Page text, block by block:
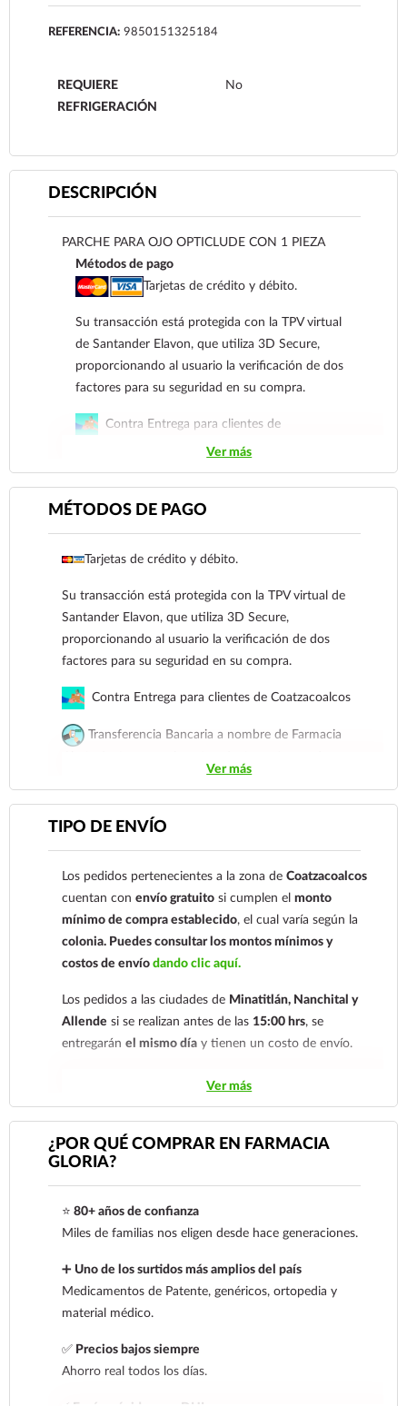
REFERENCIA: 9850151325184
REQUIERE
REFRIGERACIÓN
No
DESCRIPCIÓN
PARCHE PARA OJO OPTICLUDE CON 1 PIEZA
Métodos de pago
Tarjetas de crédito y débito.
Su transacción está protegida con la TPV virtual
de Santander Elavon, que utiliza 3D Secure,
proporcionando al usuario la verificación de dos
factores para su seguridad en su compra.
Contra Entrega para clientes de
Gloria de Coatzacoalcos S.A. de C.V. Número de
Para esta forma de pago el cliente deberá enviar
Ver más
MÉTODOS DE PAGO
Tarjetas de crédito y débito.
Su transacción está protegida con la TPV virtual de
Santander Elavon, que utiliza 3D Secure,
proporcionando al usuario la verificación de dos
factores para su seguridad en su compra.
Contra Entrega para clientes de Coatzacoalcos
Transferencia Bancaria a nombre de Farmacia
cuenta: Clave: 014854655008143954
Para esta forma de pago el cliente deberá enviar su
comprobante de pago a al siguiente correo
nuestro
921 261 8491
Ver más
TIPO DE ENVÍO
Los pedidos pertenecientes a la zona deCoatzacoalcos
cuentan conenvío gratuito si cumplen elmonto
mínimo de compra establecido, el cual varía según la
colonia. Puedes consultar los montos mínimos y
costos de envíodando clic aquí.
Los pedidos a las ciudades de Minatitlán, Nanchital y
Allende si se realizan antes de las 15:00 hrs, se
entregaránel mismo día y tienen un costo de envío.
Los pedidos de otras localidades se envían mediante
.Sólo hacemos envíos en el territorio
nacional.
económica.En la tarifa nacional al día siguiente, los
pedidos deben realizarseantes de las 14:00 hrs.El
tiempo de entrega de la tarifa económica es de
días.
En losproductos refrigerados siempre se debe
seleccionar la tarifa nacional día siguiente
productos de cadena de frío. Todos los productos se
Ver más
¿POR QUÉ COMPRAR EN FARMACIA
GLORIA?
⭐ 80+ años de confianza
Miles de familias nos eligen desde hace generaciones.
➕ Uno de los surtidos más amplios del país
Medicamentos de Patente, genéricos, ortopedia y
material médico.
✅ Precios bajos siempre
Ahorro real todos los días.